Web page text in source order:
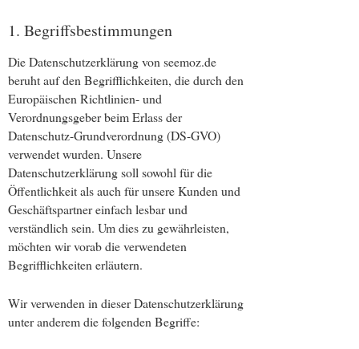
1. Begriffsbestimmungen
Die Datenschutzerklärung von seemoz.de
beruht auf den Begrifflichkeiten, die durch den
Europäischen Richtlinien- und
Verordnungsgeber beim Erlass der
Datenschutz-Grundverordnung (DS-GVO)
verwendet wurden. Unsere
Datenschutzerklärung soll sowohl für die
Öffentlichkeit als auch für unsere Kunden und
Geschäftspartner einfach lesbar und
verständlich sein. Um dies zu gewährleisten,
möchten wir vorab die verwendeten
Begrifflichkeiten erläutern.
Wir verwenden in dieser Datenschutzerklärung
unter anderem die folgenden Begriffe: